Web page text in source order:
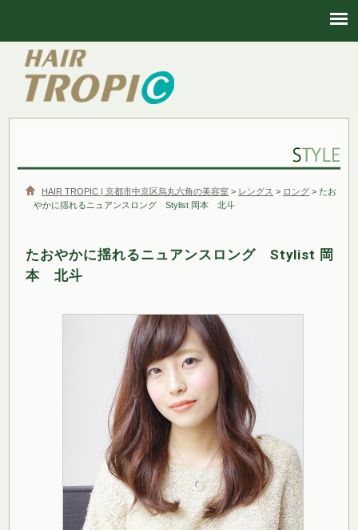
HAIR TROPIC | 京都市中京区烏丸六角の美容室 > レングス > ロング > たお
やかに揺れるニュアンスロング Stylist 岡本 北斗
たおやかに揺れるニュアンスロング Stylist 岡
本 北斗